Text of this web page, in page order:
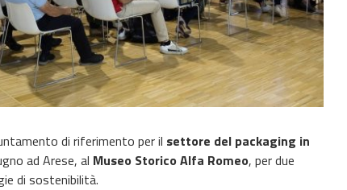
di riferimento per il settore del packaging in
ad Arese, al Museo Storico Alfa Romeo, per due
di sostenibilità.